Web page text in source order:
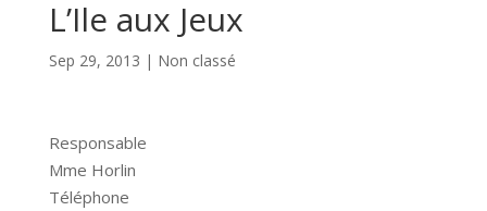
L’Ile aux Jeux
Sep 29, 2013 | Non classé
Responsable
Mme Horlin
Téléphone